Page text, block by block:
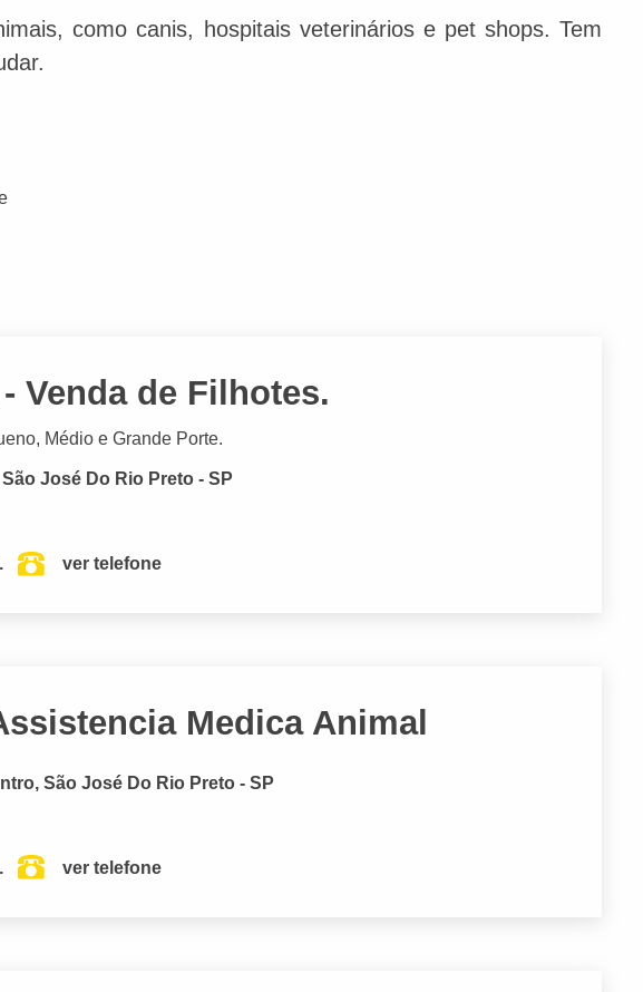
como canis, hospitais veterinários e pet shops. Tem
Venda de Filhotes.
Médio e Grande Porte.
José Do Rio Preto - SP
ver telefone
Medica Animal
São José Do Rio Preto - SP
ver telefone